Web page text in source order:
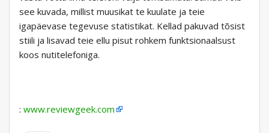
see kuvada, millist muusikat te kuulate ja teie
igapäevase tegevuse statistikat. Kellad pakuvad tõsist
stiili ja lisavad teie ellu pisut rohkem funktsionaalsust
koos nutitelefoniga.
: www.reviewgeek.com